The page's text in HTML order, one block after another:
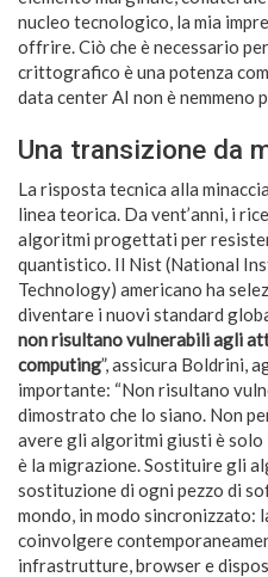
nucleo tecnologico, la mia
offrire. Ciò che è necessario
crittografico è una potenza
data center AI non è nemmeno
Una transizione da
La risposta tecnica alla
linea teorica. Da vent’anni, i
algoritmi progettati per
quantistico. Il Nist (National
Technology) americano ha
diventare i nuovi standard
non risultano vulnerabili agli
computing”, assicura Boldrini,
importante: “Non risultano
dimostrato che lo siano. Non
avere gli algoritmi giusti è solo
è la migrazione. Sostituire gli
sostituzione di ogni pezzo di
mondo, in modo sincronizzato:
coinvolgere
infrastrutture, browser e